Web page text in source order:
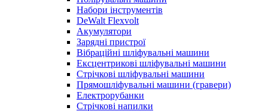
Набори інструментів
DeWalt Flexvolt
Акумулятори
Зарядні пристрої
Вібраційні шліфувальні машини
Ексцентрикові шліфувальні машини
Стрічкові шліфувальні машини
Прямошліфувальні машини (гравери)
Електрорубанки
Стрічкові напилки